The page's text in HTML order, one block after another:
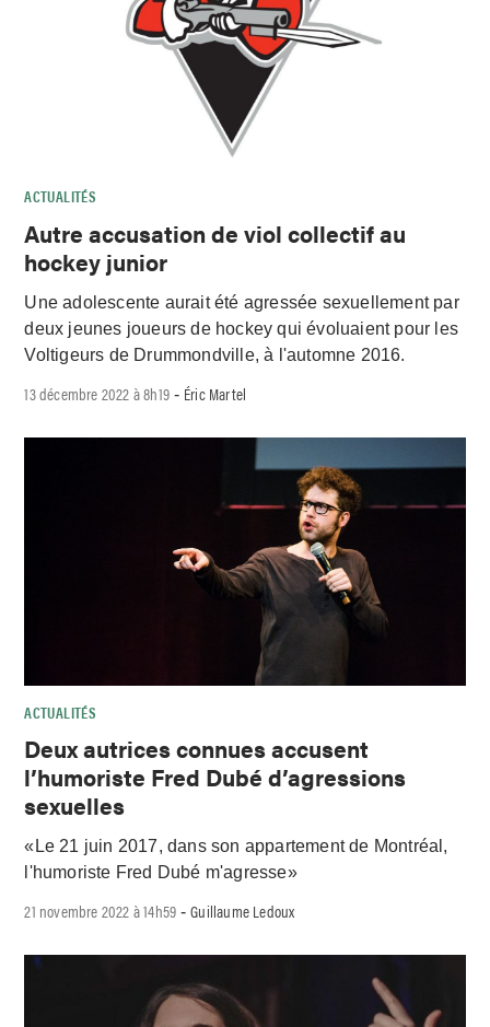
ACTUALITÉS
Autre accusation de viol collectif au
hockey junior
Une adolescente aurait été agressée sexuellement par
deux jeunes joueurs de hockey qui évoluaient pour les
Voltigeurs de Drummondville, à l'automne 2016.
13 décembre 2022 à 8h19 - Éric Martel
ACTUALITÉS
Deux autrices connues accusent
l’humoriste Fred Dubé d’agressions
sexuelles
«Le 21 juin 2017, dans son appartement de Montréal,
l'humoriste Fred Dubé m'agresse»
21 novembre 2022 à 14h59 -Guillaume Ledoux